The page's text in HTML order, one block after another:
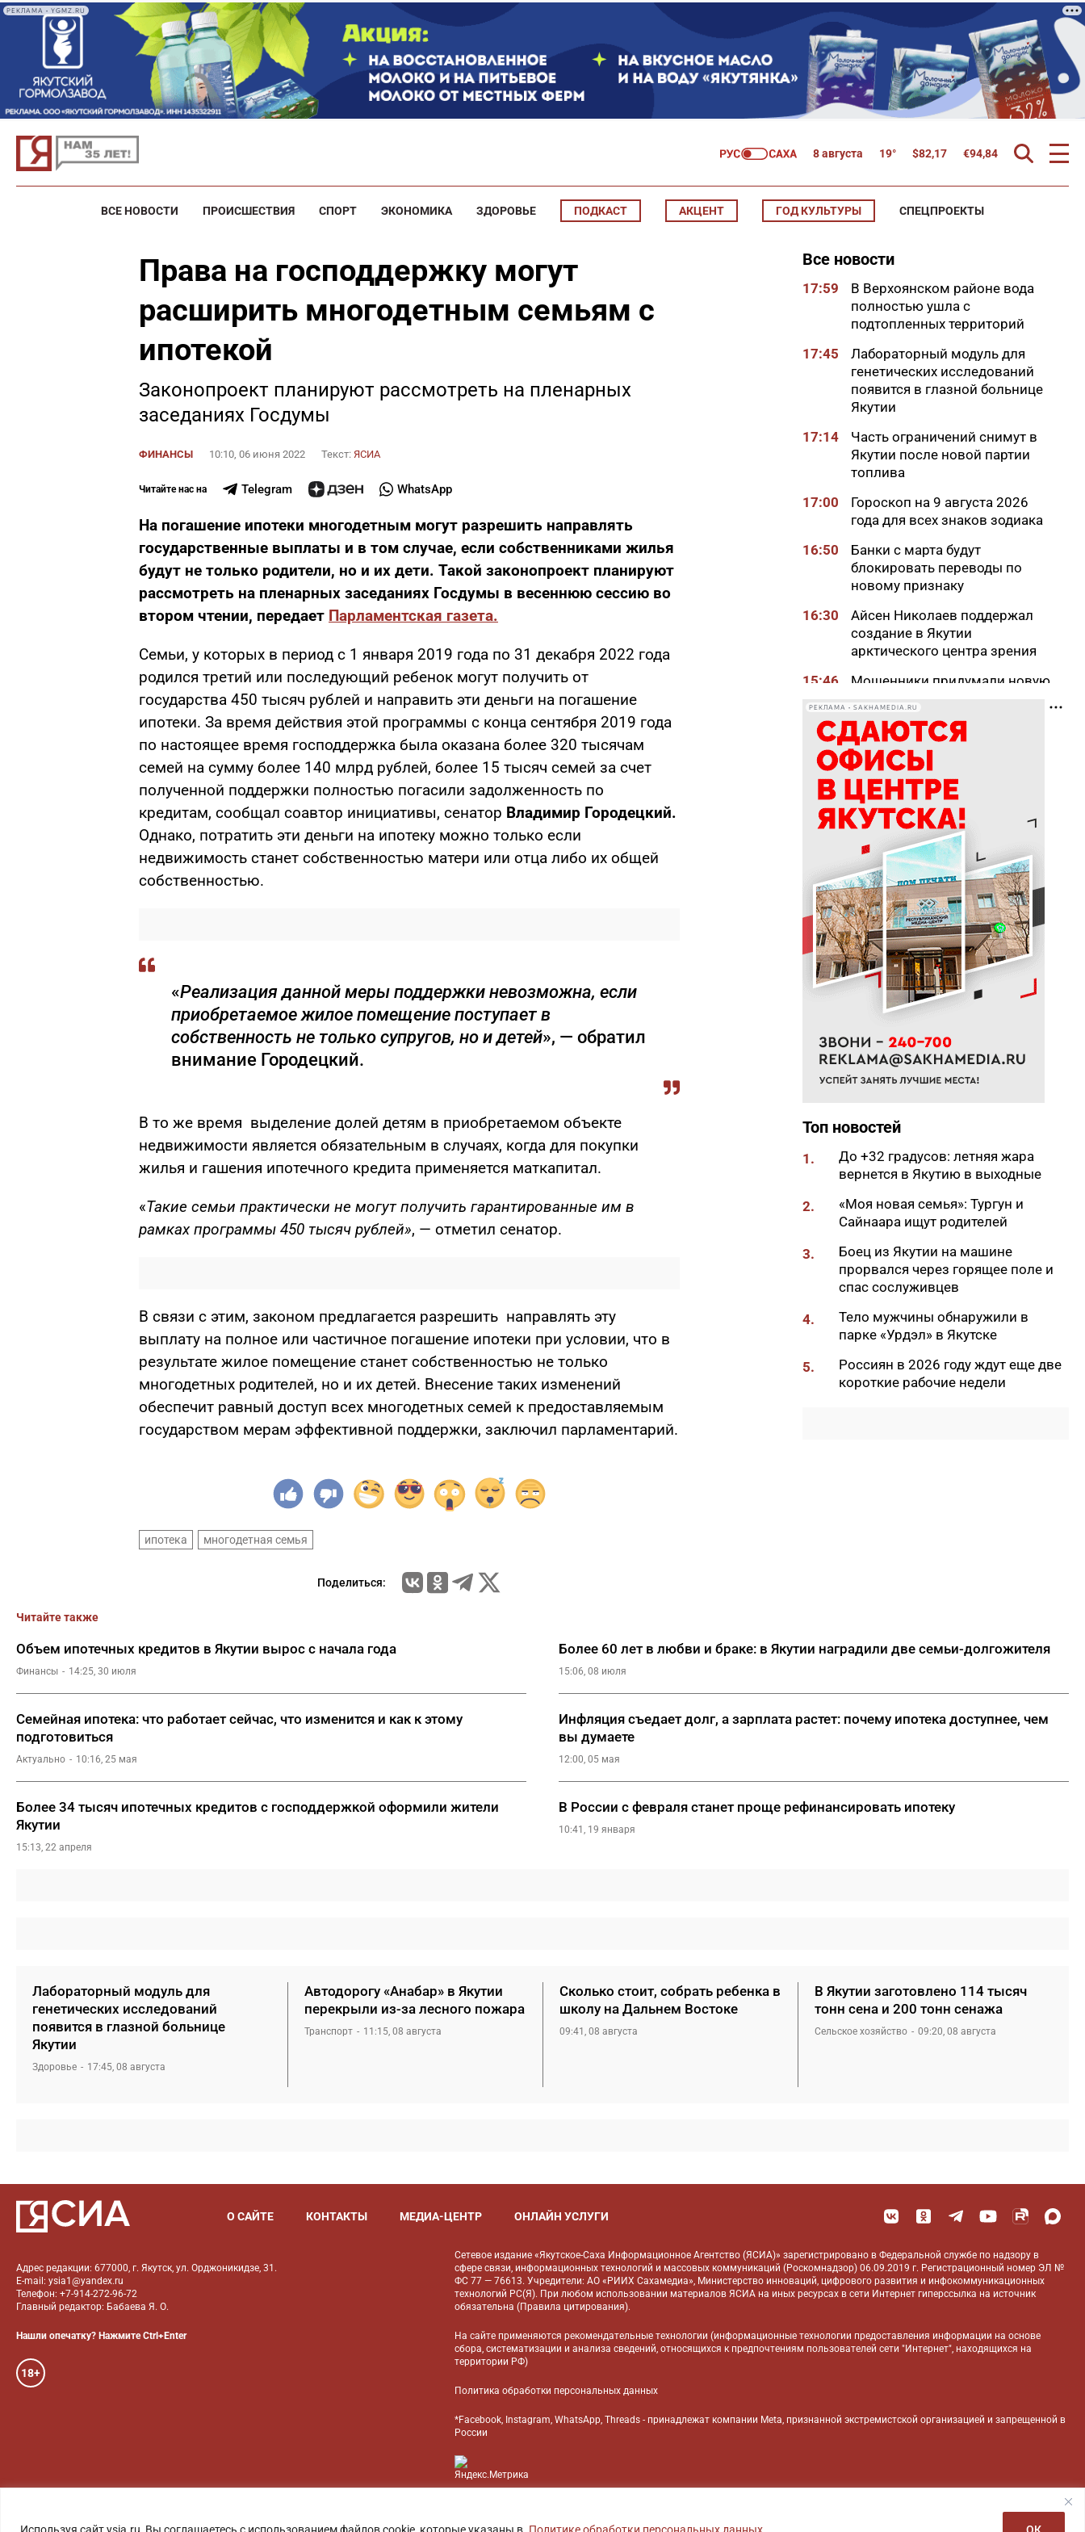
Используя сайт ysia.ru, Вы соглашаетесь с использованием файлов cookie, которые указаны в Политике обработки персональных данных ОК
РЕКЛАМА • YGMZ.RU
8 августа 19° $82,17 €94,84
ВСЕ НОВОСТИ ПРОИСШЕСТВИЯ СПОРТ ЭКОНОМИКА ЗДОРОВЬЕ ПОДКАСТ АКЦЕНТ ГОД КУЛЬТУРЫ СПЕЦПРОЕКТЫ
Права на господдержку могут
расширить многодетным семьям с
ипотекой
Законопроект планируют рассмотреть на пленарных
заседаниях Госдумы
ФИНАНСЫ 10:10, 06 июня 2022 Текст: ЯСИА
Читайте нас на Telegram WhatsApp
На погашение ипотеки многодетным могут разрешить направлять
государственные выплаты и в том случае, если собственниками жилья
будут не только родители, но и их дети. Такой законопроект планируют
рассмотреть на пленарных заседаниях Госдумы в весеннюю сессию во
втором чтении, передает Парламентская газета.
Семьи, у которых в период с 1 января 2019 года по 31 декабря 2022 года
родился третий или последующий ребенок могут получить от
государства 450 тысяч рублей и направить эти деньги на погашение
ипотеки. За время действия этой программы с конца сентября 2019 года
по настоящее время господдержка была оказана более 320 тысячам
семей на сумму более 140 млрд рублей, более 15 тысяч семей за счет
полученной поддержки полностью погасили задолженность по
кредитам, сообщал соавтор инициативы, сенатор Владимир Городецкий.
Однако, потратить эти деньги на ипотеку можно только если
недвижимость станет собственностью матери или отца либо их общей
собственностью.
«Реализация данной меры поддержки невозможна, если
приобретаемое жилое помещение поступает в
собственность не только супругов, но и детей», — обратил
внимание Городецкий.
В то же время выделение долей детям в приобретаемом объекте
недвижимости является обязательным в случаях, когда для покупки
жилья и гашения ипотечного кредита применяется маткапитал.
«Такие семьи практически не могут получить гарантированные им в
рамках программы 450 тысяч рублей», — отметил сенатор.
В связи с этим, законом предлагается разрешить направлять эту
выплату на полное или частичное погашение ипотеки при условии, что в
результате жилое помещение станет собственностью не только
многодетных родителей, но и их детей. Внесение таких изменений
обеспечит равный доступ всех многодетных семей к предоставляемым
государством мерам эффективной поддержки, заключил парламентарий.
ипотека многодетная семья
Поделиться:
Все новости
17:59
В Верхоянском районе вода
полностью ушла с
подтопленных территорий
17:45
Лабораторный модуль для
генетических исследований
появится в глазной больнице
Якутии
17:14
Часть ограничений снимут в
Якутии после новой партии
топлива
17:00
Гороскоп на 9 августа 2026
года для всех знаков зодиака
16:50
Банки с марта будут
блокировать переводы по
новому признаку
16:30
Айсен Николаев поддержал
создание в Якутии
арктического центра зрения
15:46
Мошенники придумали новую
«экстрасенсами»
15:39
Приметы на 9 августа 2026
года: как провести день
Пантелеймона
15:29
К Земле приближается
потенциально опасный
астероид
14:41
В трех районах Якутии
прогнозируют сильные дожди
13:32
В Якутии за сутки потушили
десять лесных пожаров
12:52
Гороскоп на неделю с 10 по 16
августа 2026 года
якутян с Всероссийским днем
физкультурника
11:50
Образование сквозь года: как
полпути
11:35
Российские школьники будут
учиться по новой программе
11:15
Автодорогу «Анабар» в Якутии
перекрыли из-за лесного
пожара
10:56
Новая платформа ЕР поможет
ветеранам СВО найти работу
10:22
В Усть-Майском районе
ликвидировали лесной пожар
на 13 гектарах
10:01
Якутяне рассказали, что
считают главным подарком в
РЕКЛАМА • SAKHAMEDIA.RU
Топ новостей
1.
До +32 градусов: летняя жара
вернется в Якутию в выходные
2.
«Моя новая семья»: Тургун и
Сайнаара ищут родителей
3.
Боец из Якутии на машине
прорвался через горящее поле и
спас сослуживцев
4.
Тело мужчины обнаружили в
парке «Урдэл» в Якутске
5.
Россиян в 2026 году ждут еще две
короткие рабочие недели
Читайте также
Объем ипотечных кредитов в Якутии вырос с начала года
Финансы 14:25, 30 июля
Более 60 лет в любви и браке: в Якутии наградили две семьи-долгожителя
15:06, 08 июля
Семейная ипотека: что работает сейчас, что изменится и как к этому
подготовиться
Актуально 10:16, 25 мая
Инфляция съедает долг, а зарплата растет: почему ипотека доступнее, чем
вы думаете
12:00, 05 мая
Более 34 тысяч ипотечных кредитов с господдержкой оформили жители
Якутии
15:13, 22 апреля
В России с февраля станет проще рефинансировать ипотеку
10:41, 19 января
Лабораторный модуль для
генетических исследований
появится в глазной больнице
Якутии
Здоровье 17:45, 08 августа
Автодорогу «Анабар» в Якутии
перекрыли из-за лесного пожара
Транспорт 11:15, 08 августа
Сколько стоит, собрать ребенка в
школу на Дальнем Востоке
09:41, 08 августа
В Якутии заготовлено 114 тысяч
тонн сена и 200 тонн сенажа
Сельское хозяйство 09:20, 08 августа
О САЙТЕ КОНТАКТЫ МЕДИА-ЦЕНТР ОНЛАЙН УСЛУГИ
Адрес редакции: 677000, г. Якутск, ул. Орджоникидзе, 31.
E-mail: ysia1@yandex.ru
Телефон: +7-914-272-96-72
Главный редактор: Бабаева Я. О.
Нашли опечатку? Нажмите Ctrl+Enter
18+
Сетевое издание «Якутское-Саха Информационное Агентство (ЯСИА)» зарегистрировано в Федеральной службе по надзору в
сфере связи, информационных технологий и массовых коммуникаций (Роскомнадзор) 06.09.2019 г. Регистрационный номер ЭЛ №
ФС 77 — 76613. Учредители: АО «РИИХ Сахамедиа», Министерство инноваций, цифрового развития и инфокоммуникационных
технологий РС(Я). При любом использовании материалов ЯСИА на иных ресурсах в сети Интернет гиперссылка на источник
обязательна (Правила цитирования).
На сайте применяютсярекомендательные технологии (информационные технологии предоставления информации на основе
сбора, систематизации и анализа сведений, относящихся к предпочтениям пользователей сети "Интернет", находящихся на
территории РФ)
Политика обработки персональных данных
*Facebook, Instagram, WhatsApp, Threads - принадлежат компании Meta, признанной экстремистской организацией и запрещенной в
России
ГОЛОС ЯКУТИИ ФОТОБАНК